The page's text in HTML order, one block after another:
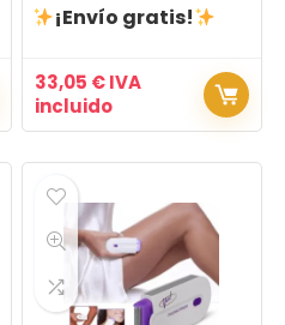
¡Envío gratis!
33,05 €IVA
incluido